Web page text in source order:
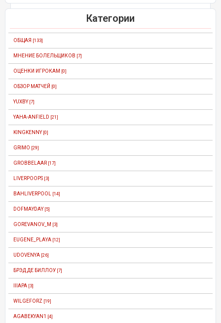
Категории
ОБЩАЯ [133]
МНЕНИЕ БОЛЕЛЬЩИКОВ [7]
ОЦЕНКИ ИГРОКАМ [0]
ОБЗОР МАТЧЕЙ [0]
YUXBY [7]
YAHA-ANFIELD [21]
KINGKENNY [0]
GRIMO [29]
GROBBELAAR [17]
LIVERPOOPS [3]
BAHLIVERPOOL [14]
DOFMAYDAY [5]
GOREVANOV_M [3]
EUGENE_PLAYA [12]
UDOVENYA [26]
БРЭД ДЕ БИЛЛОУ [7]
IIIAPA [3]
WILGEFORZ [19]
AGABEKYAN1 [4]